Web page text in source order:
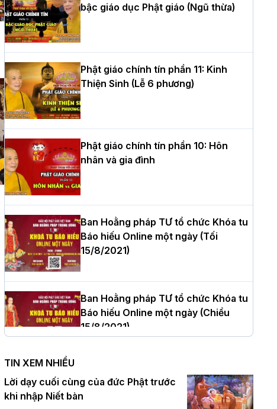
Học yêu thương trong ngày tu tập thứ
tư của Khóa sinh hoạt Phật pháp mùa
hè tại chùa Bằng
HT.Thích Thọ Lạc được suy cử làm tân
Trưởng BTS GHPGVN tỉnh Nghệ An
Hòa thượng Thích Quảng Tùng tái đắc
cử Trưởng BTS GHPGVN thành phố Hải
Phòng nhiệm kỳ 2026 – 2031
Thượng tọa Thích Tâm Chính được suy
cử tân Trưởng ban Trị sự GHPGVN tỉnh
Hà Nội: Tăng Ni Trường hạ Bồ Đề trang
nghiêm tác pháp Tiền an cư PL.2570 –
DL.2026
bậc giáo dục Phật giáo (Ngũ thừa)
Phật giáo chính tín phần 11: Kinh
Thiện Sinh (Lễ 6 phương)
Phật giáo chính tín phần 10: Hôn
nhân và gia đình
Ban Hoằng pháp TƯ tổ chức Khóa tu
Báo hiếu Online một ngày (Tối
15/8/2021)
Ban Hoằng pháp TƯ tổ chức Khóa tu
Báo hiếu Online một ngày (Chiều
15/8/2021)
Ban Hoằng pháp TƯ tổ chức Khóa tu
Báo hiếu Online một ngày (Sáng
15/8/2021)
TIN XEM NHIỀU
Lời dạy cuối cùng của đức Phật trước
khi nhập Niết bàn